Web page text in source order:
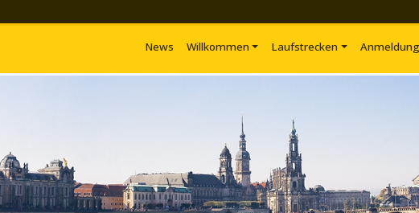
News Willkommen Laufstrecken Anmeldung